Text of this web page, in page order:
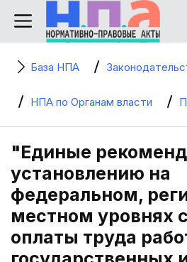
База НПА
НПА по Органам власти
"Единые
установлению на
федеральном,
местном уровнях
оплаты труда